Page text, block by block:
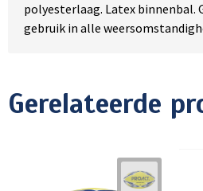
polyesterlaag. Latex binnenbal.
gebruik in alle
Gerelateerde